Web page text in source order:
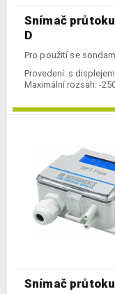
Snímač
D
Pro použití se
Provedení: s displejem
Maximální rozsah: -
Snímač